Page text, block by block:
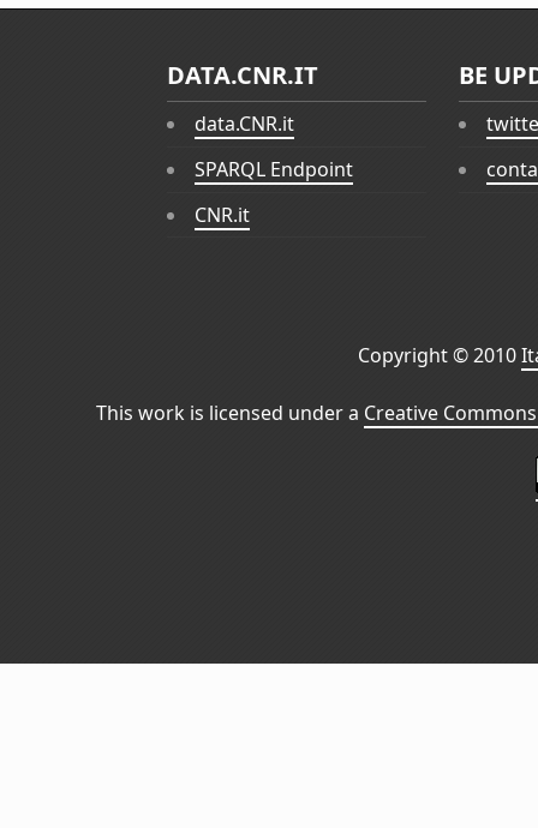
DATA.CNR.IT
data.CNR.it
SPARQL Endpoint
CNR.it
BE
Copyright © 2010
This work is licensed under a Creative